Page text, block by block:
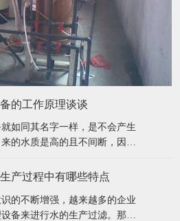
的喜爱，超纯水生产的设备主
和电子工业以及实验室呀等行
程通过交换羟基离子或氢氧根离
子，然后将这些
产过程中有哪些特点
识的不断增强，越来越多的企业
备来进行水的生产过滤。那
呢? 1、成本投入少，
炭过滤器作及保安过滤器作为
除原水中的悬浮物、胶体、泥
处理后的水能能
形成及其设备的维护
污水处理最重要的核心部件，
，是指在膜过滤的进程中，水
是阻塞。反渗透膜作为深圳反
件，咱们来看看反渗透膜污染
进水中所含的无
显像管工程中的应用
的彩色显示器件，其工作原理
相同，为静电聚焦和磁偏转方